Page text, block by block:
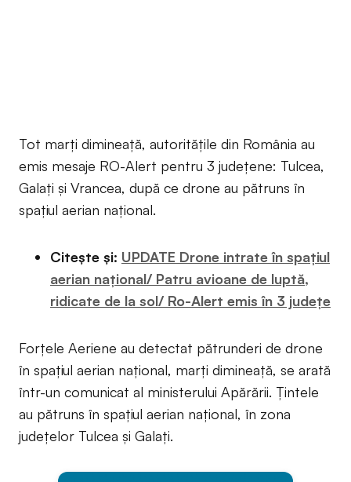
Tot marți dimineață, autoritățile din România au
emis mesaje RO-Alert pentru 3 județene: Tulcea,
Galați și Vrancea, după ce drone au pătruns în
spațiul aerian național.
Citește și: UPDATE Drone intrate în spațiul
aerian național/ Patru avioane de luptă,
ridicate de la sol/ Ro-Alert emis în 3 județe
Forțele Aeriene au detectat pătrunderi de drone
în spațiul aerian național, marți dimineață, se arată
într-un comunicat al ministerului Apărării. Țintele
au pătruns în spațiul aerian național, în zona
județelor Tulcea și Galați.